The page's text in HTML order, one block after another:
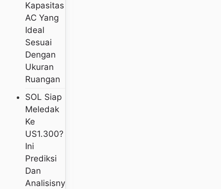
Kapasitas
AC Yang
Ideal
Sesuai
Dengan
Ukuran
Ruangan
SOL Siap
Meledak
Ke
US1.300?
Ini
Prediksi
Dan
Analisisny